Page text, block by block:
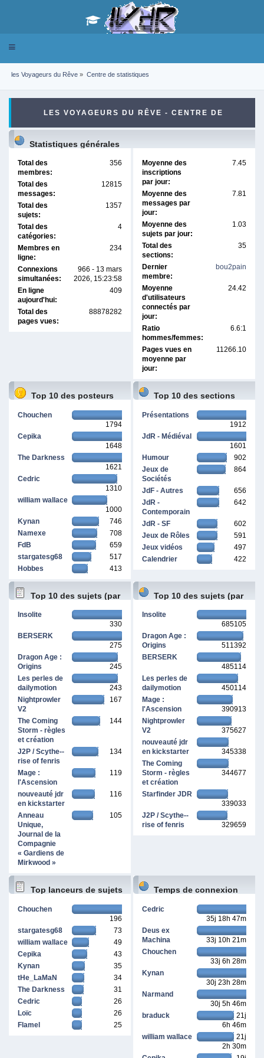
Toggle
les Voyageurs du Rêve » Centre de statistiques
LES VOYAGEURS DU RÊVE - CENTRE DE
STATISTIQUES
Statistiques générales
Total des
membres:
356
Total des
messages:
12815
Total des
sujets:
1357
Total des
catégories:
4
Membres en
ligne:
234
Connexions
simultanées:
966 - 13 mars
2026, 15:23:58
En ligne
aujourd'hui:
409
Total des
pages vues:
88878282
Moyenne des
inscriptions
par jour:
7.45
Moyenne des
messages par
jour:
7.81
Moyenne des
sujets par jour:
1.03
Total des
sections:
35
Dernier
membre:
bou2pain
Moyenne
d'utilisateurs
connectés par
jour:
24.42
Ratio
hommes/femmes:
6.6:1
Pages vues en
moyenne par
jour:
11266.10
Top 10 des posteurs
Chouchen
1794
Cepika
1648
The Darkness
1621
Cedric
1310
william wallace
1000
Kynan
746
Namexe
708
FdB
659
stargatesg68
517
Hobbes
413
Top 10 des sections
Présentations
1912
JdR - Médiéval
1601
Humour
902
Jeux de
Sociétés
864
JdF - Autres
656
JdR -
Contemporain
642
JdR - SF
602
Jeux de Rôles
591
Jeux vidéos
497
Calendrier
422
Top 10 des sujets (par
Insolite
330
BERSERK
275
Dragon Age :
Origins
245
Les perles de
dailymotion
243
Nightprowler
V2
167
The Coming
Storm - règles
et création
144
J2P / Scythe--
rise of fenris
134
Mage :
l'Ascension
119
nouveauté jdr
en kickstarter
116
Anneau
Unique,
Journal de la
Compagnie
« Gardiens de
Mirkwood »
105
Top 10 des sujets (par
Insolite
685105
Dragon Age :
Origins
511392
BERSERK
485114
Les perles de
dailymotion
450114
Mage :
l'Ascension
390913
Nightprowler
V2
375627
nouveauté jdr
en kickstarter
345338
The Coming
Storm - règles
et création
344677
Starfinder JDR
339033
J2P / Scythe--
rise of fenris
329659
Top lanceurs de sujets
Chouchen
196
stargatesg68
73
william wallace
49
Cepika
43
Kynan
35
tHe_LaMaN
34
The Darkness
31
Cedric
26
Loïc
26
Flamel
25
Temps de connexion
Cedric
35j 18h 47m
Deus ex
Machina
33j 10h 21m
Chouchen
33j 6h 28m
Kynan
30j 23h 28m
Narmand
30j 5h 46m
braduck
21j
6h 46m
william wallace
21j
2h 30m